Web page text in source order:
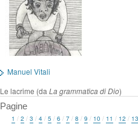
Manuel Vitali
Le lacrime (da La grammatica di Dio)
Pagine
1 / 2 / 3 / 4 / 5 / 6 / 7 / 8 / 9 / 10 / 11 / 12 / 13